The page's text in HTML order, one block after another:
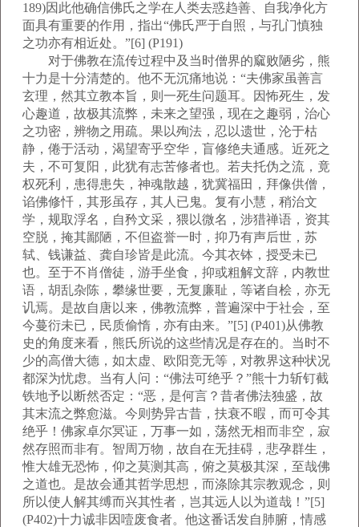
189)因此他确信佛氏之学在人类去惑趋善、自我净化方
面具有重要的作用，指出“佛氏严于自照，与孔门慎独
之功亦有相近处。”[6] (P191)
对于佛教在流传过程中及当时僧界的窳败陋劣，熊
十力是十分清楚的。他不无沉痛地说：“夫佛家虽善言
玄理，然其立教本旨，则一死生问题耳。因怖死生，发
心趣道，故极其流弊，未来之望强，现在之趣弱，治心
之功密，辨物之用疏。果以殉法，忍以遗世，沦于枯
静，倦于活动，渴望寄乎空华，盲修绝夫通感。近死之
夫，不可复阳，此犹有志苦修者也。若夫托伪之流，竟
权死利，患得患失，神魂散越，犹冀福田，拜像供僧，
谄佛修忏，其形虽存，其人已鬼。复有小慧，稍治文
学，规取浮名，自矜文采，猥以微名，涉猎禅语，资其
空脱，掩其鄙陋，不但盗誉一时，抑乃有声后世，苏
轼、钱谦益、龚自珍皆是此流。今其衣钵，授受未已
也。至于不肖僧徒，游手坐食，抑或粗解文辞，内教世
语，胡乱杂陈，攀缘世要，无复廉耻，等诸自桧，亦无
讥焉。是故自唐以来，佛教流弊，普遍深中于社会，至
今蔓衍未已，民质偷惰，亦有由来。”[5] (P401)从佛教
史的角度来看，熊氏所说的这些情况是存在的。当时不
少的高僧大德，如太虚、欧阳竞无等，对教界这种状况
都深为忧虑。当有人问：“佛法可绝乎？”熊十力斩钉截
铁地予以断然否定：“恶，是何言？昔者佛法独盛，故
其末流之弊愈滋。今则势异古昔，扶衰不暇，而可令其
绝乎！佛家卓尔冥证，万事一如，荡然无相而非空，寂
然存照而非有。智周万物，故自在无挂碍，悲孕群生，
惟大雄无恐怖，仰之莫测其高，俯之莫极其深，至哉佛
之道也。是故会通其哲学思想，而涤除其宗教观念，则
所以使人解其缚而兴其性者，岂其远人以为道哉！”[5]
(P402)十力诚非因噎废食者。他这番话发自肺腑，情感